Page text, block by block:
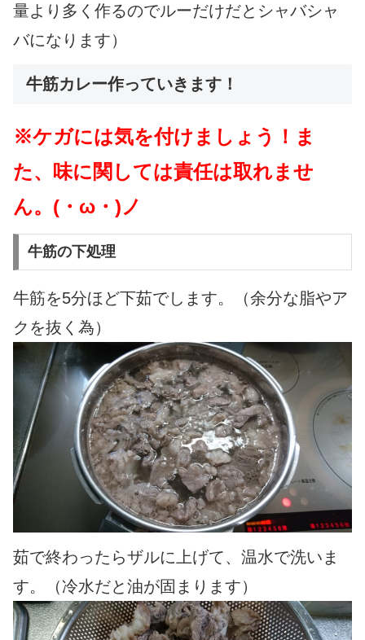
量より多く作るのでルーだけだとシャバシャ
バになります）
牛筋カレー作っていきます！
※ケガには気を付けましょう！ま
た、味に関しては責任は取れませ
ん。(・ω・)ノ
牛筋の下処理
牛筋を5分ほど下茹でします。（余分な脂やア
クを抜く為）
茹で終わったらザルに上げて、温水で洗いま
す。（冷水だと油が固まります）